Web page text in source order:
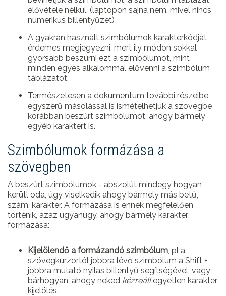
elővétele nélkül. (laptopon sajna nem, mivel nincs
numerikus billentyűzet)
A gyakran használt szimbólumok karakterkódját
érdemes megjegyezni, mert ily módon sokkal
gyorsabb beszúrni ezt a szimbólumot, mint
minden egyes alkalommal elővenni a szimbólum
táblázatot.
Természetesen a dokumentum további részeibe
egyszerű másolással is ismételhetjük a szövegbe
korábban beszúrt szimbólumot, ahogy bármely
egyéb karaktert is.
Szimbólumok formázása a
szövegben
A beszúrt szimbólumok - abszolút mindegy hogyan
kerütl oda, úgy viselkedik ahogy bármely más betű,
szám, karakter. A formázása is ennek megfelelően
történik, azaz ugyanúgy, ahogy bármely karakter
formázása:
Kijelölendő a formázandó szimbólum , pl a
szövegkurzortól jobbra lévő szimbólum a Shift +
jobbra mutató nyilas billentyű segítségével, vagy
bárhogyan, ahogy neked kézreáll egyetlen karakter
kijelölés.